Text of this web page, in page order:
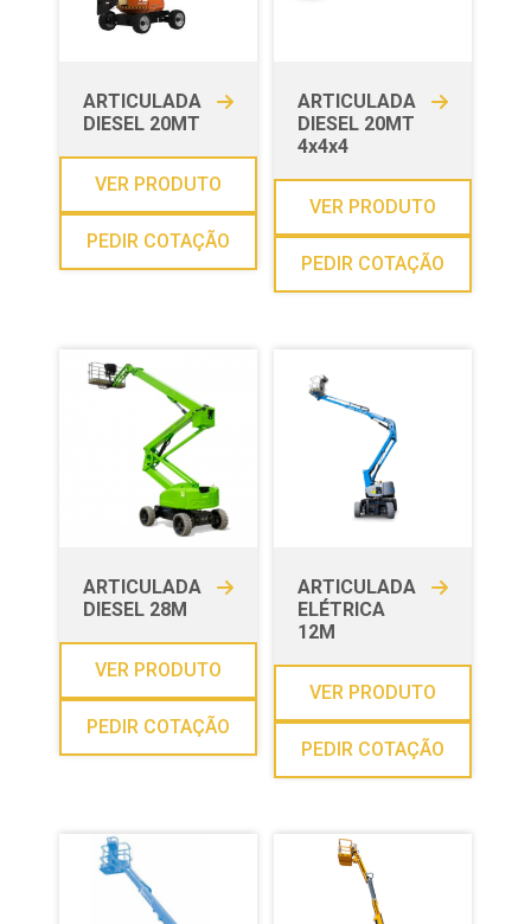
ARTICULADA
DIESEL 20MT
VER PRODUTO
PEDIR COTAÇÃO
ARTICULADA
DIESEL 20MT
4x4x4
VER PRODUTO
PEDIR COTAÇÃO
ARTICULADA
DIESEL 28M
VER PRODUTO
PEDIR COTAÇÃO
ARTICULADA
ELÉTRICA
12M
VER PRODUTO
PEDIR COTAÇÃO